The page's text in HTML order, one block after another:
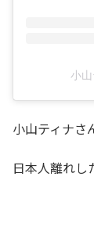
小
小山ティナさ
日本人離れし